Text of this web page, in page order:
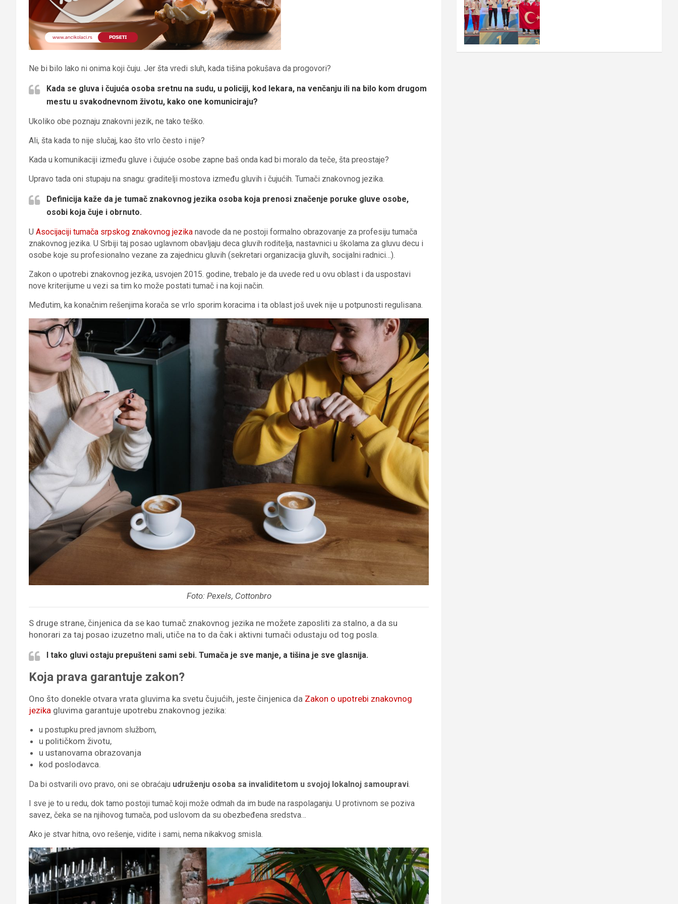
Ne bi bilo lako ni onima koji čuju. Jer šta vredi sluh, kada tišina pokušava da progovori?
Kada se gluva i čujuća osoba sretnu na sudu, u policiji, kod lekara, na venčanju ili na bilo kom drugom
mestu u svakodnevnom životu, kako one komuniciraju?
Ukoliko obe poznaju znakovni jezik, ne tako teško.
Ali, šta kada to nije slučaj, kao što vrlo često i nije?
Kada u komunikaciji između gluve i čujuće osobe zapne baš onda kad bi moralo da teče, šta preostaje?
Upravo tada oni stupaju na snagu: graditelji mostova između gluvih i čujućih. Tumači znakovnog jezika.
Definicija kaže da je tumač znakovnog jezika osoba koja prenosi značenje poruke gluve osobe,
osobi koja čuje i obrnuto.
U Asocijaciji tumača srpskog znakovnog jezika navode da ne postoji formalno obrazovanje za profesiju tumača
znakovnog jezika. U Srbiji taj posao uglavnom obavljaju deca gluvih roditelja, nastavnici u školama za gluvu decu i
osobe koje su profesionalno vezane za zajednicu gluvih (sekretari organizacija gluvih, socijalni radnici…).
Zakon o upotrebi znakovnog jezika, usvojen 2015. godine, trebalo je da uvede red u ovu oblast i da uspostavi
nove kriterijume u vezi sa tim ko može postati tumač i na koji način.
Međutim, ka konačnim rešenjima korača se vrlo sporim koracima i ta oblast još uvek nije u potpunosti regulisana.
Foto: Pexels, Cottonbro
S druge strane, činjenica da se kao tumač znakovnog jezika ne možete zaposliti za stalno, a da su
honorari za taj posao izuzetno mali, utiče na to da čak i aktivni tumači odustaju od tog posla.
I tako gluvi ostaju prepušteni sami sebi. Tumača je sve manje, a tišina je sve glasnija.
Koja prava garantuje zakon?
Ono što donekle otvara vrata gluvima ka svetu čujućih, jeste činjenica da Zakon o upotrebi znakovnog
jezika gluvima garantuje upotrebu znakovnog jezika:
u postupku pred javnom službom,
u političkom životu,
u ustanovama obrazovanja
kod poslodavca.
Da bi ostvarili ovo pravo, oni se obraćaju udruženju osoba sa invaliditetom u svojoj lokalnoj samoupravi.
I sve je to u redu, dok tamo postoji tumač koji može odmah da im bude na raspolaganju. U protivnom se poziva
savez, čeka se na njihovog tumača, pod uslovom da su obezbeđena sredstva…
Ako je stvar hitna, ovo rešenje, vidite i sami, nema nikakvog smisla.